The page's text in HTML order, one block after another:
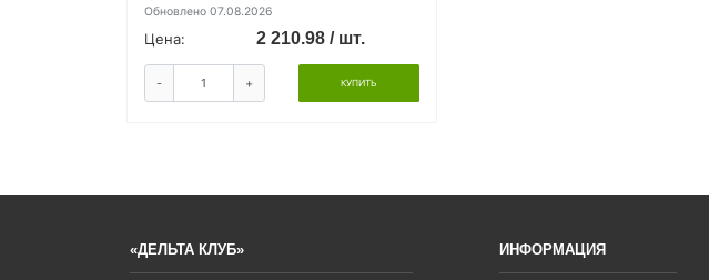
Обновлено 07.08.2026
Цена: 2 210.98 / шт.
- + КУПИТЬ
«ДЕЛЬТА КЛУБ» ИНФОРМАЦИЯ